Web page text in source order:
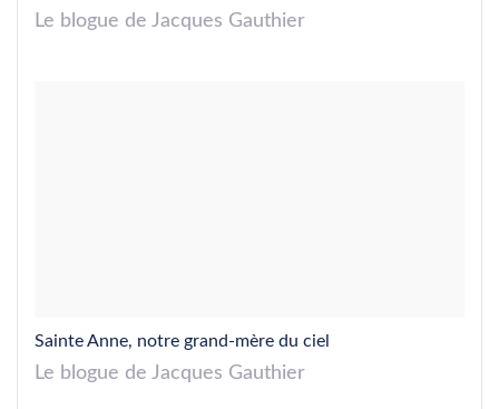
Le blogue de Jacques Gauthier
Sainte Anne, notre grand-mère du ciel
Le blogue de Jacques Gauthier